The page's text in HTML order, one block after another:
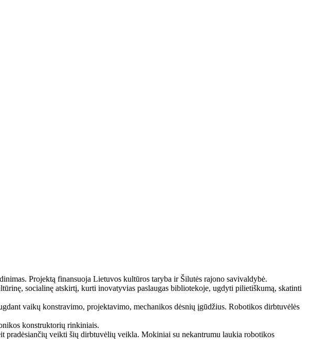
Projektą finansuoja Lietuvos kultūros taryba ir Šilutės rajono savivaldybė.
socialinę atskirtį, kurti inovatyvias paslaugas bibliotekoje, ugdyti pilietiškumą, skatinti
vaikų konstravimo, projektavimo, mechanikos dėsnių įgūdžius. Robotikos dirbtuvėlės
konstruktorių rinkiniais.
veikti šių dirbtuvėlių veikla. Mokiniai su nekantrumu laukia robotikos